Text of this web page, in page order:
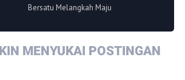
Bersatu Melangkah Maju
MENYUKAI POSTINGAN